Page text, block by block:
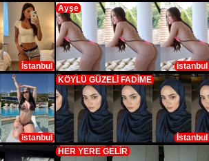
İstanbul
Ayşe
istanbul
istanbul
KÖYLÜ GÜZELİ FADİME
İstanbul
HER YERE GELİR